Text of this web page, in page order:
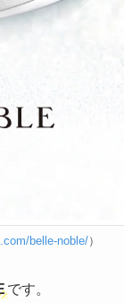
belle-noble/）
です。